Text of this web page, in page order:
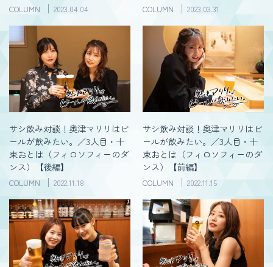
COLUMN 2023.04.04 COLUMN 2023.03.31
サシ飲み対談！奥津マリリはビ
ールが飲みたい。／3人目・十
束おとは（フィロソフィーのダ
ンス）【後編】
COLUMN 2022.11.18
サシ飲み対談！奥津マリリはビ
ールが飲みたい。／3人目・十
束おとは（フィロソフィーのダ
ンス）【前編】
COLUMN 2022.11.15